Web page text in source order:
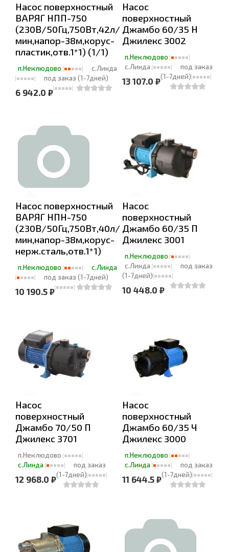
Насос поверхностный
ВАРЯГ НПП-750
(230В/50Гц,750Вт,42л/
мин,напор-38м,корус-
пластик,отв.1*1) (1/1)
п.Неклюдово
с.Линда
под заказ (1-7дней)
6 942.0 ₽
Насос
поверхностный
Джамбо 60/35 Н
Джилекс 3002
п.Неклюдово
с.Линда
под заказ
(1-7дней)
13 107.0 ₽
Насос поверхностный
ВАРЯГ НПН-750
(230В/50Гц,750Вт,40л/
мин,напор-38м,корус-
нерж.сталь,отв.1*1)
п.Неклюдово
с.Линда
под заказ (1-7дней)
10 190.5 ₽
Насос
поверхностный
Джамбо 60/35 П
Джилекс 3001
п.Неклюдово
с.Линда
под заказ
(1-7дней)
10 448.0 ₽
Насос
поверхностный
Джамбо 70/50 П
Джилекс 3701
п.Неклюдово
с.Линда
под заказ
(1-7дней)
12 968.0 ₽
Насос
поверхностный
Джамбо 60/35 Ч
Джилекс 3000
п.Неклюдово
с.Линда
под заказ
(1-7дней)
11 644.5 ₽